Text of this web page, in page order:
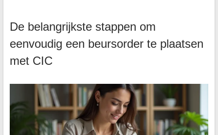
De belangrijkste stappen om
eenvoudig een beursorder te plaatsen
met CIC